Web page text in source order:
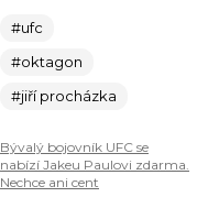
#ufc
#oktagon
#jiří procházka
Bývalý bojovník UFC se
nabízí Jakeu Paulovi zdarma.
Nechce ani cent